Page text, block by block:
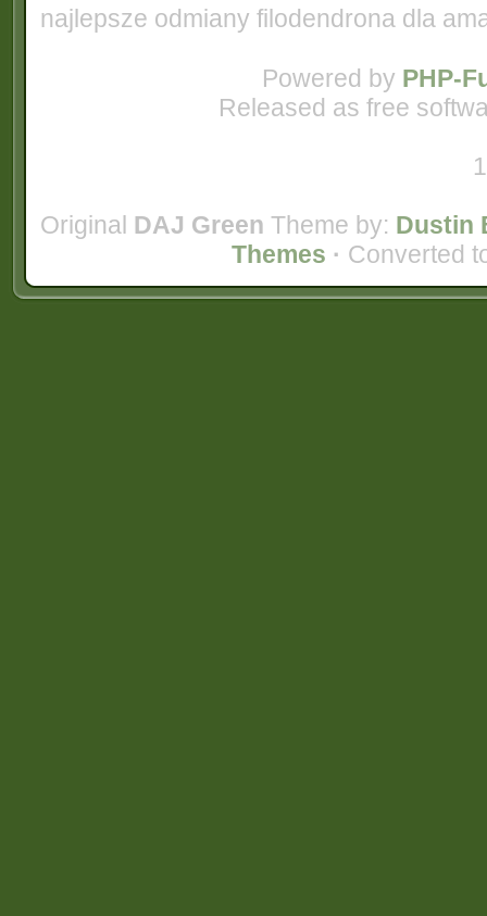
najlepsze odmiany filodendrona dla
Powered by PHP-
Released as free
Original DAJ Green Theme by: Dustin
Themes · Converted